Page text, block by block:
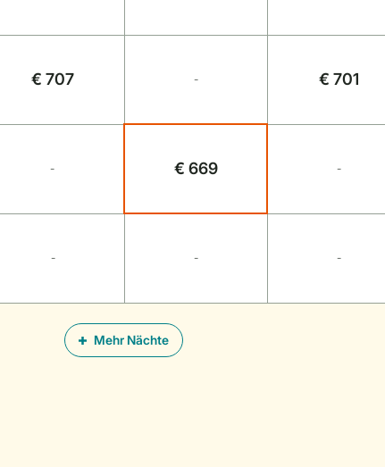
Mehr Nächte
€ 707 - € 701
- € 669 -
- - -